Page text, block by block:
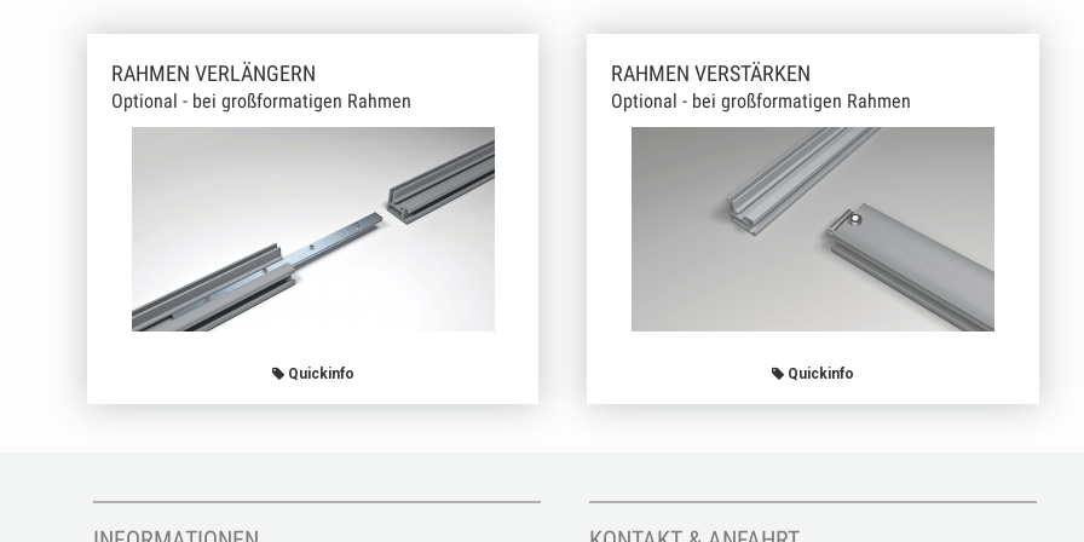
RAHMEN VERLÄNGERN
Optional - bei großformatigen Rahmen
Quickinfo
RAHMEN VERSTÄRKEN
Optional - bei großformatigen Rahmen
Quickinfo